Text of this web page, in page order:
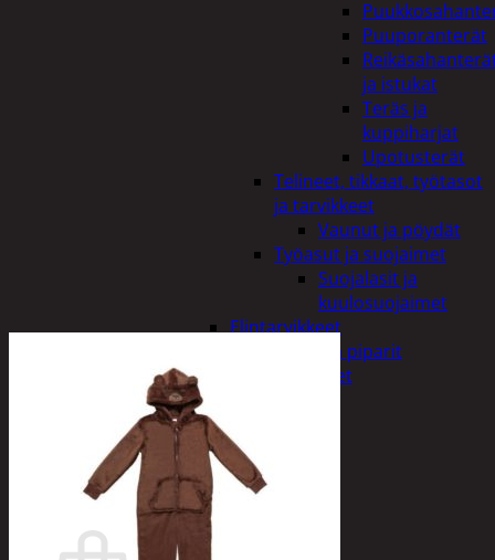
Puuporanterät
ja istukat
Teräs ja
kuppiharjat
Upotusterät
Telineet, tikkaat, työtasot
ja tarvikkeet
Vaunut ja pöydät
Työasut ja suojaimet
Suojalasit ja
kuulosuojaimet
Elintarvikkeet
Keksit ja piparit
Mausteet
Ostoskori / 0,00 €